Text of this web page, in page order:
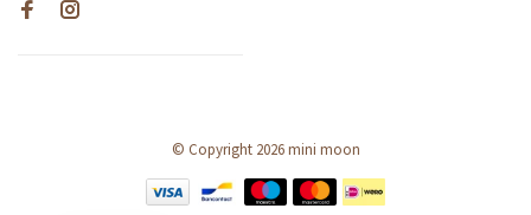
© Copyright 2026 mini moon